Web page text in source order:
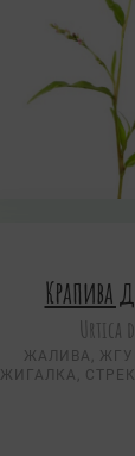
Крапива
Urtica
ЖАЛИВА,
ЖИГАЛКА,